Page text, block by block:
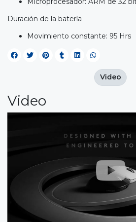
Duración de la batería
Movimiento constante: 95 Hrs
Video
Video